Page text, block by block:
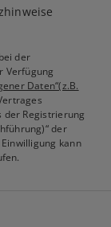
der
Verfügung
Daten“(z.B.
der Registrierung
der
kann